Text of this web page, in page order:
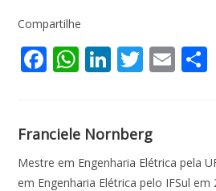
Compartilhe
F
b
o
W
s
A
Li
e
dI
T
er
E
Franciele Nornberg
Mestre em Engenharia Elétrica pela
em Engenharia Elétrica pelo IFSul em